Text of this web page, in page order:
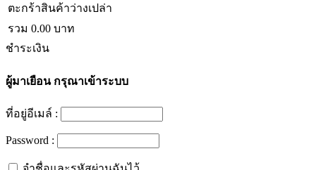
ตะกร้าสินค้าว่างเปล่า
รวม 0.00 บาท
ชำระเงิน
ผู้มาเยือนกรุณาเข้าระบบ
ที่อยู่อีเมล์ :
Password :